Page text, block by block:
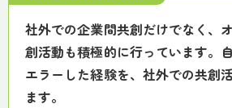
社外での企業間共創だけでなく、
創活動も積極的に行っています。
エラーした経験を、社外での共創
ます。